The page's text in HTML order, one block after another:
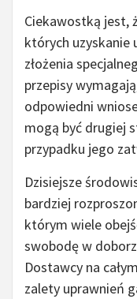
Ciekawostką jest,
których uzyskanie
złożenia
przepisy
odpowiedni
mogą być drugiej
przypadku jego
Dzisiejsze
bardziej
którym wiele
swobodę w
Dostawcy na
zalety uprawnień